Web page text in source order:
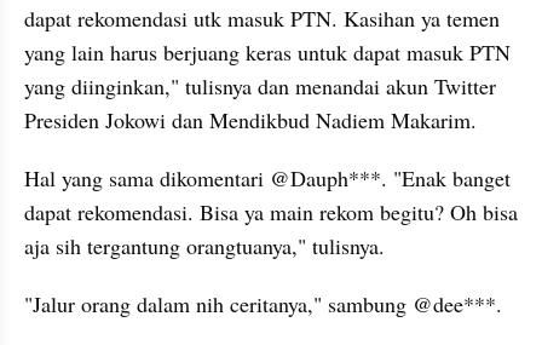
dapat rekomendasi utk masuk PTN. Kasihan ya temen
yang lain harus berjuang keras untuk dapat masuk PTN
yang diinginkan," tulisnya dan menandai akun Twitter
Presiden Jokowi dan Mendikbud Nadiem Makarim.
Hal yang sama dikomentari @Dauph***. "Enak banget
dapat rekomendasi. Bisa ya main rekom begitu? Oh bisa
aja sih tergantung orangtuanya," tulisnya.
"Jalur orang dalam nih ceritanya," sambung @dee***.